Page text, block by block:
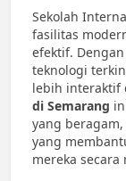
Sekolah
fasilitas
efektif.
teknologi
lebih interaktif
di Semarang
yang
yang
mereka secara